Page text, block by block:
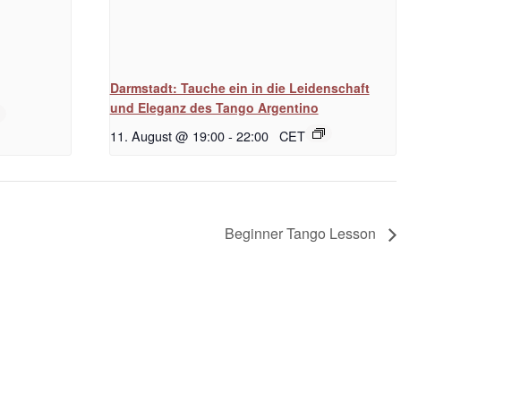
Darmstadt: Tauche ein in die Leidenschaft
und Eleganz des Tango Argentino
11. August @ 19:00 - 22:00 CET
Beginner Tango Lesson